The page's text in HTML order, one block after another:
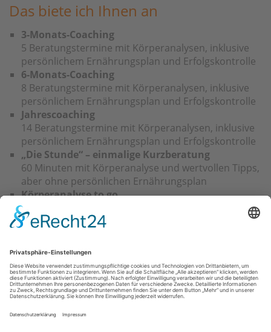
Das biete ich Ihnen an
3-Monats-Coaching
5 Beratungstermine mit Körperanalysen, inklusive
persönlichem Ernährungsplan und Erfolgskontrolle
6-Monats-Coaching
8 Beratungstermine mit Körperanalysen, inklusive
persönlichem Ernährungsplan und Erfolgskontrolle
Jahrescoaching
14 Beratungstermine mit Körperanalysen, inklusive
persönlichem Ernährungsplan und Erfolgskontrolle
„Die Stunde“ – einmalige Kurzberatung
60 Minuten mit Körperanalyse und wertvollen Tipps,
aber ohne persönlichen Ernährungsplan
Körperanalyse to go
NIR-Messung am Bizeps mit Ausdruck einer
persönlichen „Körperurkunde“
Was kostet das Ganze?
Ich biete Ihnen, verglichen mit vielen anderen
individuellen Coachings und Abnehmprogrammen am
Markt, faire Preise an. Kontaktieren Sie mich bei
Interesse einfach.